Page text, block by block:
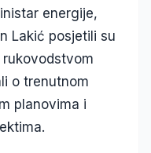
energije,
Lakić posjetili su
rukovodstvom
o trenutnom
planovima i